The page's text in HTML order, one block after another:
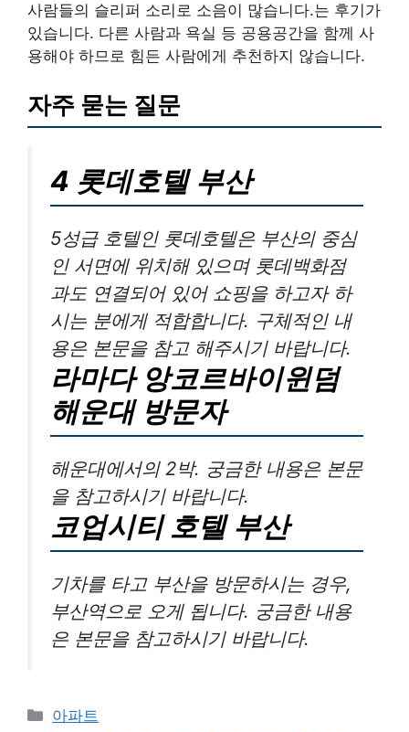
사람들의 슬리퍼 소리로 소음이 많습니다.는 후기가
있습니다. 다른 사람과 욕실 등 공용공간을 함께 사
용해야 하므로 힘든 사람에게 추천하지 않습니다.
자주 묻는 질문
4 롯데호텔 부산
5성급 호텔인 롯데호텔은 부산의 중심
인 서면에 위치해 있으며 롯데백화점
과도 연결되어 있어 쇼핑을 하고자 하
시는 분에게 적합합니다. 구체적인 내
용은 본문을 참고 해주시기 바랍니다.
라마다 앙코르바이윈덤
해운대 방문자
해운대에서의 2박. 궁금한 내용은 본문
을 참고하시기 바랍니다.
코업시티 호텔 부산
기차를 타고 부산을 방문하시는 경우,
부산역으로 오게 됩니다. 궁금한 내용
은 본문을 참고하시기 바랍니다.
Categories
아파트